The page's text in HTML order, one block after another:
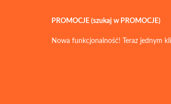
PROMOCJE (szukaj w PROMOCJE)
Nowa funkcjonalność! Teraz jednym